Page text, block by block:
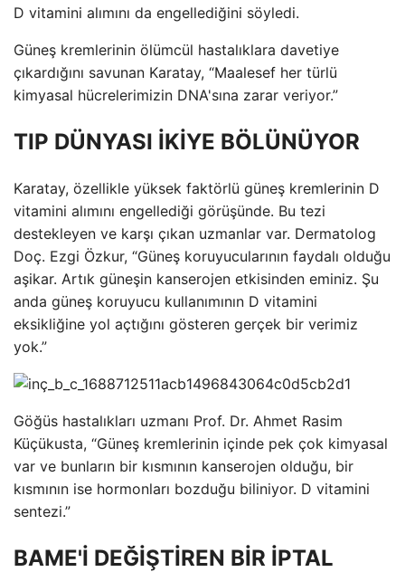
D vitamini alımını da engellediğini söyledi.
Güneş kremlerinin ölümcül hastalıklara davetiye
çıkardığını savunan Karatay, “Maalesef her türlü
kimyasal hücrelerimizin DNA'sına zarar veriyor.”
TIP DÜNYASI İKİYE BÖLÜNÜYOR
Karatay, özellikle yüksek faktörlü güneş kremlerinin D
vitamini alımını engellediği görüşünde. Bu tezi
destekleyen ve karşı çıkan uzmanlar var. Dermatolog
Doç. Ezgi Özkur, “Güneş koruyucularının faydalı olduğu
aşikar. Artık güneşin kanserojen etkisinden eminiz. Şu
anda güneş koruyucu kullanımının D vitamini
eksikliğine yol açtığını gösteren gerçek bir verimiz
yok.”
Göğüs hastalıkları uzmanı Prof. Dr. Ahmet Rasim
Küçükusta, “Güneş kremlerinin içinde pek çok kimyasal
var ve bunların bir kısmının kanserojen olduğu, bir
kısmının ise hormonları bozduğu biliniyor. D vitamini
sentezi.”
BAME'İ DEĞİŞTİREN BİR İPTAL